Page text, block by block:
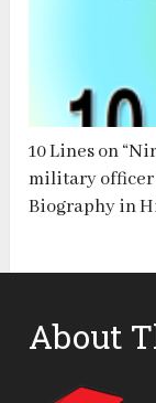
10 Lines on
military officer )
Biography in
About